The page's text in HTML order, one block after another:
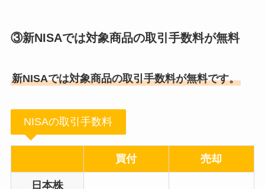
③新NISAでは対象商品の取引手数料が無料
新NISAでは対象商品の取引手数料が無料です。
NISAの取引手数料
買付 売却
日本株